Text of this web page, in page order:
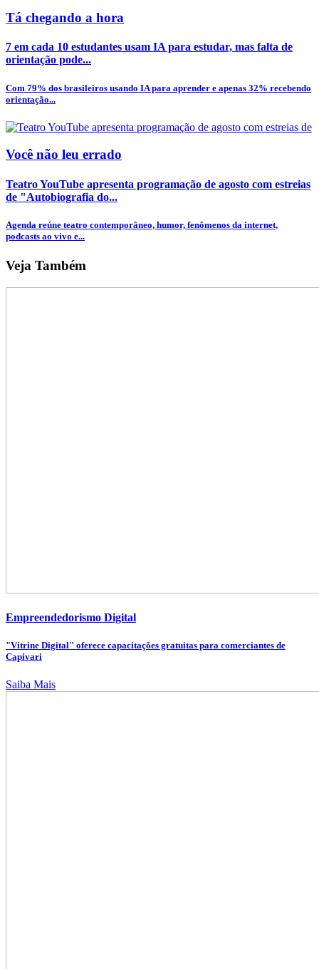
Tá chegando a hora
7 em cada 10 estudantes usam IA para estudar, mas falta de
orientação pode...
Com 79% dos brasileiros usando IA para aprender e apenas 32% recebendo
orientação...
Você não leu errado
Teatro YouTube apresenta programação de agosto com estreias
de "Autobiografia do...
Agenda reúne teatro contemporâneo, humor, fenômenos da internet,
podcasts ao vivo e...
Veja Também
Empreendedorismo Digital
"Vitrine Digital" oferece capacitações gratuitas para comerciantes de
Capivari
Saiba Mais